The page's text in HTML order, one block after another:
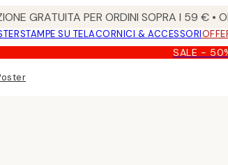
GRATUITA PER ORDINI SOPRA I 59 € •
STAMPE SU TELACORNICI & ACCESSORI
SALE -